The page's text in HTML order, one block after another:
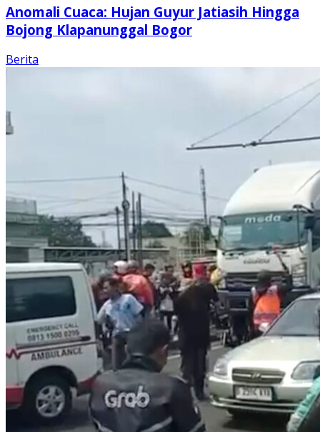
Anomali Cuaca: Hujan Guyur Jatiasih Hingga
Bojong Klapanunggal Bogor
Berita